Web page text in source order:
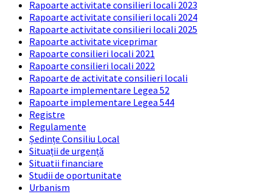
Rapoarte activitate consilieri locali 2023
Rapoarte activitate consilieri locali 2024
Rapoarte activitate consilieri locali 2025
Rapoarte activitate viceprimar
Rapoarte consilieri locali 2021
Rapoarte consilieri locali 2022
Rapoarte de activitate consilieri locali
Rapoarte implementare Legea 52
Rapoarte implementare Legea 544
Registre
Regulamente
Ședințe Consiliu Local
Situații de urgență
Situatii financiare
Studii de oportunitate
Urbanism